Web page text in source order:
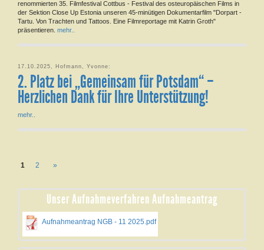
renommierten 35. Filmfestival Cottbus - Festival des osteuropäischen Films in
der Sektion Close Up Estonia unseren 45-minütigen Dokumentarfilm "Dorpart -
Tartu. Von Trachten und Tattoos. Eine Filmreportage mit Katrin Groth"
präsentieren. mehr..
17.10.2025, Hofmann, Yvonne:
2. Platz bei „Gemeinsam für Potsdam“ –
Herzlichen Dank für Ihre Unterstützung!
mehr..
1 2 »
Unser Aufnahmeverfahren Aufnahmeantrag
Aufnahmeantrag NGB - 11 2025.pdf